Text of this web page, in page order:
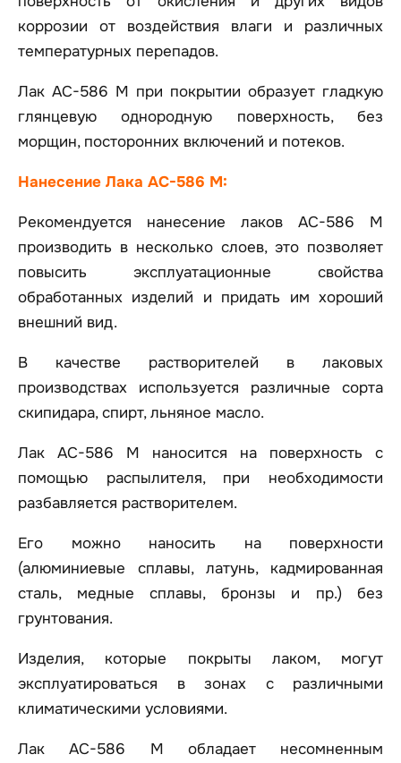
коррозии от воздействия влаги и различных
температурных перепадов.
Лак АС-586 М при покрытии образует гладкую
глянцевую однородную поверхность, без
морщин, посторонних включений и потеков.
Нанесение Лака АС-586 М:
Рекомендуется нанесение лаков АС-586 М
производить в несколько слоев, это позволяет
повысить эксплуатационные свойства
обработанных изделий и придать им хороший
внешний вид.
В качестве растворителей в лаковых
производствах используется различные сорта
скипидара, спирт, льняное масло.
Лак АС-586 М наносится на поверхность с
помощью распылителя, при необходимости
разбавляется растворителем.
Его можно наносить на поверхности
(алюминиевые сплавы, латунь, кадмированная
сталь, медные сплавы, бронзы и пр.) без
грунтования.
Изделия, которые покрыты лаком, могут
эксплуатироваться в зонах с различными
климатическими условиями.
Лак АС-586 М обладает несомненным